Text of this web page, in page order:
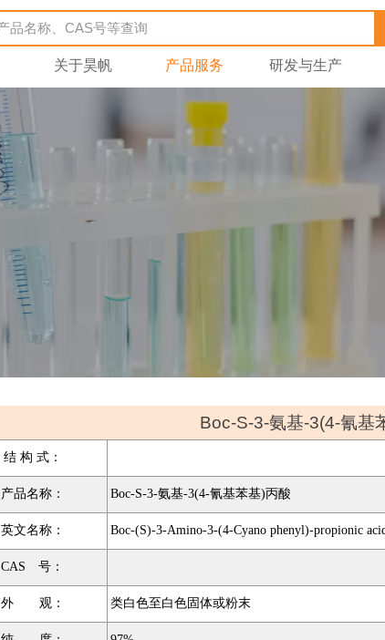
关于昊帆 产品服务 研发与生产
Boc-S-3-氨基-3(4-氰基
结 构 式：
产品名称： Boc-S-3-氨基-3(4-氰基苯基)丙酸
英文名称： Boc-(S)-3-Amino-3-(4-Cyano phenyl)-propionic
CAS 号：
外 观： 类白色至白色固体或粉末